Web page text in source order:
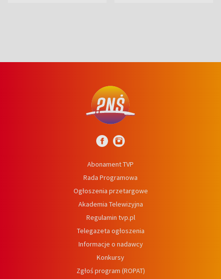
Abonament TVP
Rada Programowa
Ogłoszenia przetargowe
Akademia Telewizyjna
Regulamin tvp.pl
Telegazeta ogłoszenia
Informacje o nadawcy
Konkursy
Zgłoś program (ROPAT)